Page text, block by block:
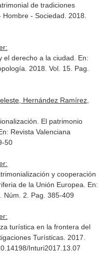
de tradiciones
Hombre - Sociedad . 2018.
el derecho a la ciudad. En:
. 2018. Vol. 15. Pag.
Hernández Ramírez,
El patrimonio
Revista Valenciana
50
y cooperación
de la Unión Europea. En:
Núm. 2. Pag. 385-409
turística en la frontera del
Turísticas. 2017.
Inturi2017.13.07